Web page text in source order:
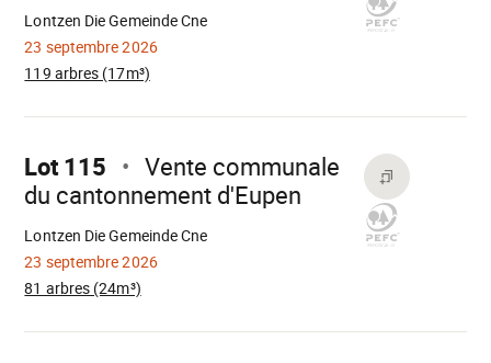
23 septembre 2026
Lontzen Die Gemeinde Cne
119 arbres (17m³)
Aller
Lot 115
Vente communale
du cantonnement d'Eupen
23 septembre 2026
Lontzen Die Gemeinde Cne
81 arbres (24m³)
Chargement
Aller